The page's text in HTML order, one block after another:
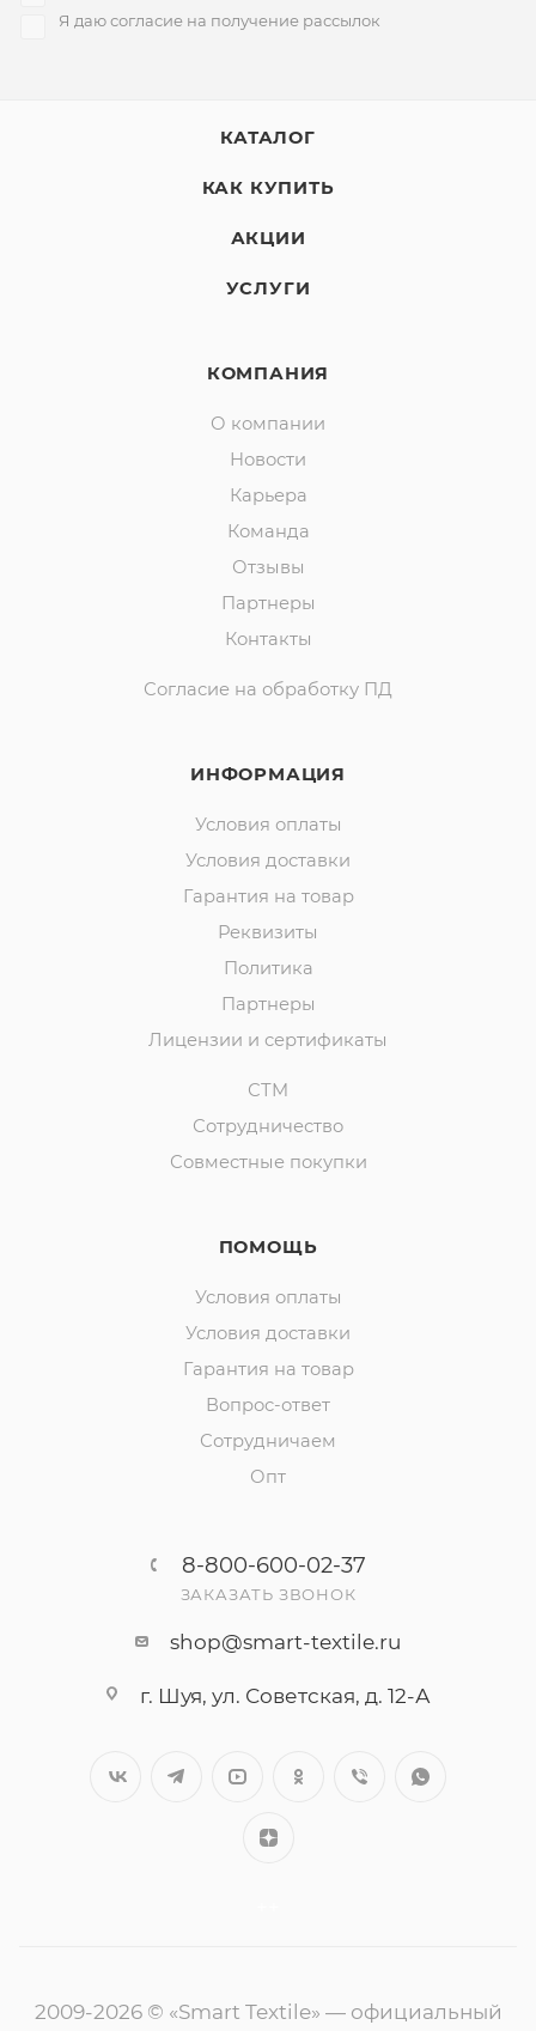
Я даю согласие на получение рассылок
КАТАЛОГ
КАК КУПИТЬ
АКЦИИ
УСЛУГИ
КОМПАНИЯ
О компании
Новости
Карьера
Команда
Отзывы
Партнеры
Контакты
Согласие на обработку ПД
ИНФОРМАЦИЯ
Условия оплаты
Условия доставки
Гарантия на товар
Реквизиты
Политика
Партнеры
Лицензии и сертификаты
СТМ
Сотрудничество
Совместные покупки
ПОМОЩЬ
Условия оплаты
Условия доставки
Гарантия на товар
Вопрос-ответ
Сотрудничаем
Опт
8-800-600-02-37
ЗАКАЗАТЬ ЗВОНОК
shop@smart-textile.ru
г. Шуя, ул. Советская, д. 12-А
2009-2026 © «Smart Textile» — официальный